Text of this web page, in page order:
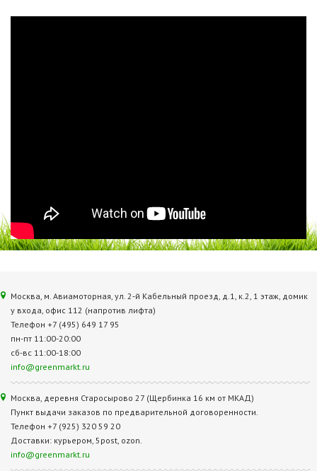
Москва, м. Авиамоторная, ул. 2‑й Кабельный проезд, д.1, к.2, 1 этаж, домик
у входа, офис 112 (напротив лифта)
Телефон +7 (495) 649 17 95
пн-пт 11:00-20:00
сб-вс 11:00-18:00
info@greenmarkt.ru
Москва, деревня Старосырово 27 (Щербинка 16 км от МКАД)
Пункт выдачи заказов по предварительной договоренности.
Телефон +7 (925) 320 59 20
Доставки: курьером, 5post, ozon.
info@greenmarkt.ru